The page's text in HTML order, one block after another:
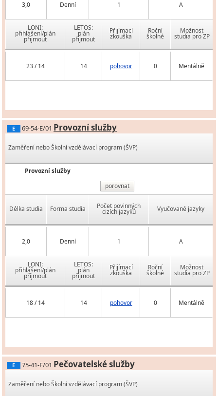
3,0 Denní 1 A
LONI:
přihlášení/plán
přijmout
LETOS:
plán
přijmout
Přijímací
zkouška
Roční
školné
Možnost
studia pro ZP
23 / 14 14 pohovor 0 Mentálně
E 69-54-E/01 Provozní služby
Zaměření nebo Školní vzdělávací program (ŠVP)
Provozní služby
porovnat
Délka studia Forma studia Počet povinných
cizích jazyků Vyučované jazyky
2,0 Denní 1 A
LONI:
přihlášení/plán
přijmout
LETOS:
plán
přijmout
Přijímací
zkouška
Roční
školné
Možnost
studia pro ZP
18 / 14 14 pohovor 0 Mentálně
E 75-41-E/01 Pečovatelské služby
Zaměření nebo Školní vzdělávací program (ŠVP)